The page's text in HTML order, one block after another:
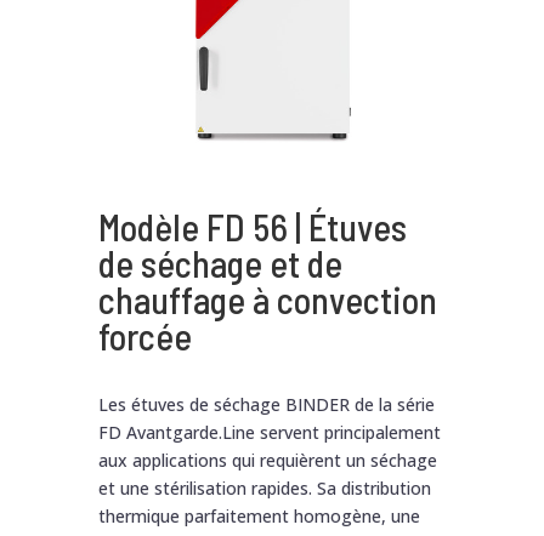
Modèle FD 56 | Étuves
de séchage et de
chauffage à convection
forcée
Les étuves de séchage BINDER de la série
FD Avantgarde.Line servent principalement
aux applications qui requièrent un séchage
et une stérilisation rapides. Sa distribution
thermique parfaitement homogène, une